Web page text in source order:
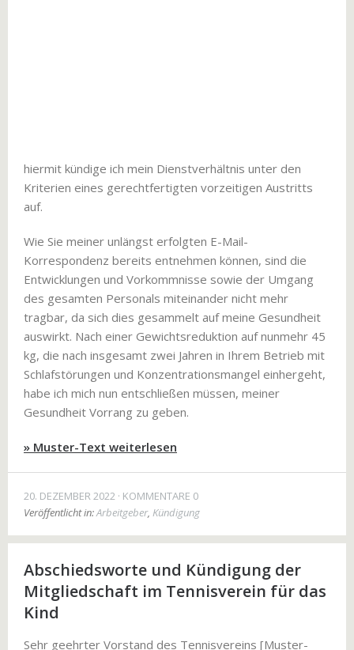
hiermit kündige ich mein Dienstverhältnis unter den
Kriterien eines gerechtfertigten vorzeitigen Austritts
auf.
Wie Sie meiner unlängst erfolgten E-Mail-
Korrespondenz bereits entnehmen können, sind die
Entwicklungen und Vorkommnisse sowie der Umgang
des gesamten Personals miteinander nicht mehr
tragbar, da sich dies gesammelt auf meine Gesundheit
auswirkt. Nach einer Gewichtsreduktion auf nunmehr 45
kg, die nach insgesamt zwei Jahren in Ihrem Betrieb mit
Schlafstörungen und Konzentrationsmangel einhergeht,
habe ich mich nun entschließen müssen, meiner
Gesundheit Vorrang zu geben.
» Muster-Text weiterlesen
20. DEZEMBER 2022 KOMMENTARE 0
Veröffentlicht in:Arbeitgeber, Kündigung
Abschiedsworte und Kündigung der
Mitgliedschaft im Tennisverein für das
Kind
Sehr geehrter Vorstand des Tennisvereins [Muster-